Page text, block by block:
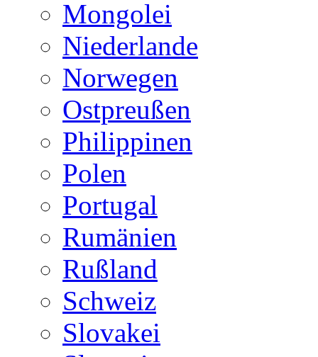
Mongolei
Niederlande
Norwegen
Ostpreußen
Philippinen
Polen
Portugal
Rumänien
Rußland
Schweiz
Slovakei